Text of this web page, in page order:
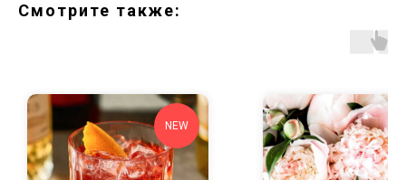
Смотрите также:
NEW